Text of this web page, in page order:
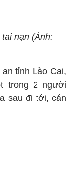
nạn (Ảnh:
tỉnh Lào Cai,
trong 2 người
sau đi tới, cán